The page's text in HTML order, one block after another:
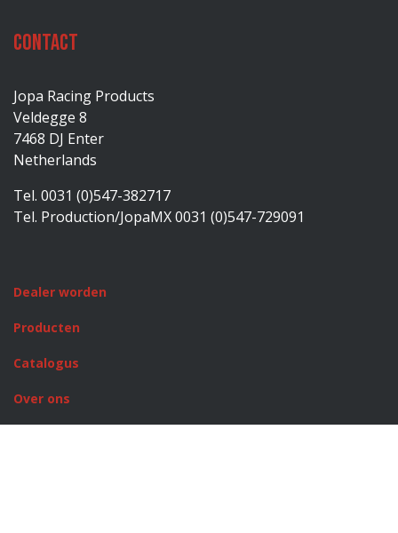
Contact
Jopa Racing Products
Veldegge 8
7468 DJ Enter
Netherlands
Tel. 0031 (0)547-382717
Tel. Production/JopaMX 0031 (0)547-729091
Dealer worden
Producten
Catalogus
Over ons